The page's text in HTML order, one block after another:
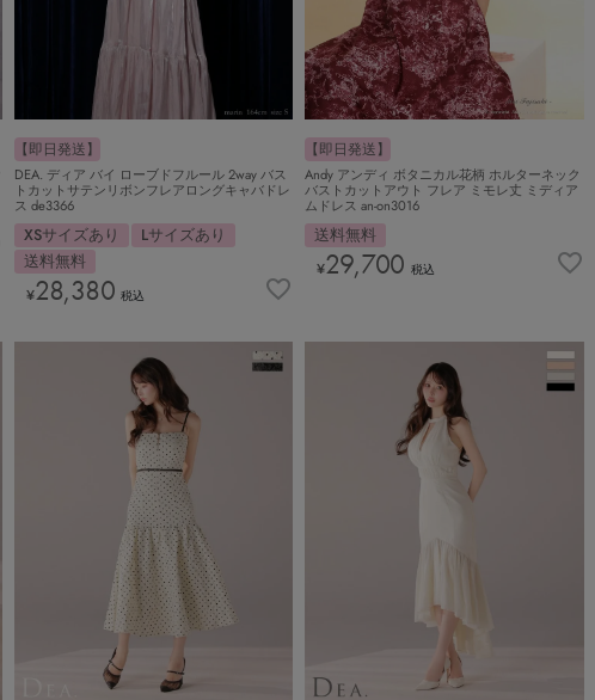
【即日発送】
DEA. ディア バイ ローブドフルール 2way バス
トカットサテンリボンフレアロングキャバドレ
ス de3366
XSサイズあり
Lサイズあり
送料無料
¥28,380 税込
【即日発送】
Andy アンディ ボタニカル花柄 ホルターネック
バストカットアウト フレア ミモレ丈 ミディア
ムドレス an-on3016
送料無料
¥29,700 税込